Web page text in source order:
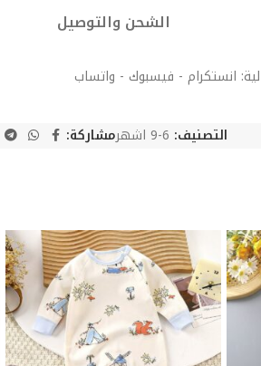
الشحن والتوصيل
انستكرام - فيسبوك - واتساب
التصنيف: 6-9 اشهر مشاركة: